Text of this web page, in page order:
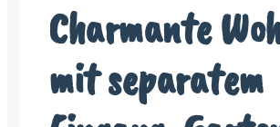
Charmante
mit separatem